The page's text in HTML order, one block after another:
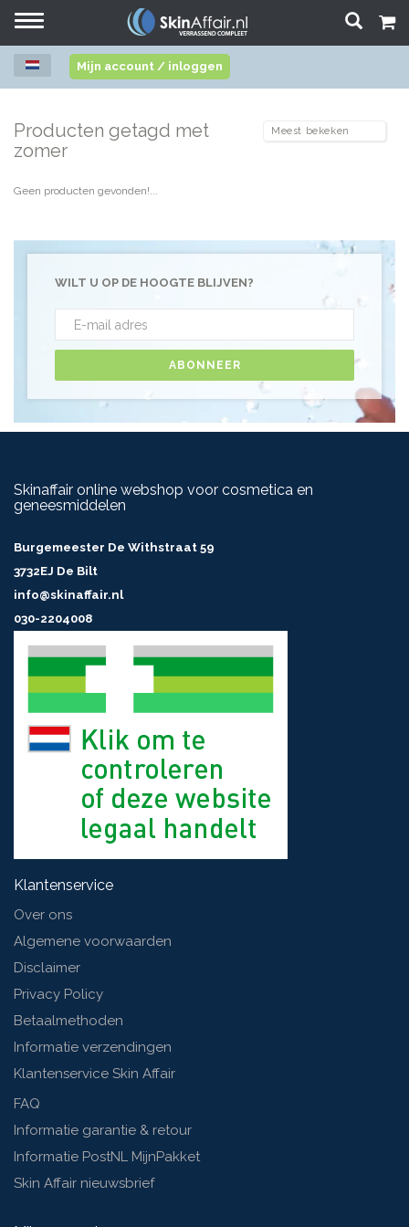
Toggle
Mijn account / inloggen
Producten getagd met
zomer
Geen producten gevonden!...
WILT U OP DE HOOGTE BLIJVEN?
ABONNEER
Skinaffair online webshop voor cosmetica en
geneesmiddelen
Burgemeester De Withstraat 59
3732EJ De Bilt
info@skinaffair.nl
030-2204008
Klantenservice
Over ons
Algemene voorwaarden
Disclaimer
Privacy Policy
Betaalmethoden
Informatie verzendingen
Klantenservice Skin Affair
FAQ
Informatie garantie & retour
Informatie PostNL MijnPakket
Skin Affair nieuwsbrief